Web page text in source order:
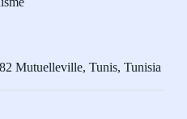
Mutuelleville, Tunis, Tunisia